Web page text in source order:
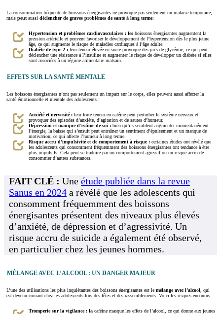
La consommation fréquente de boissons énergisantes ne provoque pas seulement un malaise temporaire,
mais peutaussi déclencher de graves problèmes de santé à long terme:
Hypertension et problèmes cardiovasculaires : les boissons énergisantes augmentent la
pression artérielle et peuvent favoriser le développement de l’hypertension dès le plus jeune
âge, ce qui augmente le risque de maladies cardiaques à l’âge adulte.
Diabète de type 2 : leur teneur élevée en sucre provoque des pics de glycémie, ce qui peut
déclencher une résistance à l’insuline et augmenter le risque de développer un diabète si elles
sont associées à un régime alimentaire malsain.
EFFETS SUR LA SANTÉ MENTALE
Les boissons énergisantes n’ont pas seulement un impact sur le corps, elles peuvent aussi affecter la
santé émotionnelle et mentale des adolescents :
Anxiété et nervosité : leur forte teneur en caféine peut perturber le système nerveux et
provoquer des épisodes d’anxiété, d’agitation et de sautes d’humeur.
Dépression et manque d’estime de soi : bien qu’ils semblent augmenter momentanément
l’énergie, la baisse qui s’ensuit peut entraîner un sentiment d’épuisement et un manque de
motivation, ce qui affecte l’humeur à long terme.
Risque accru d’impulsivité et de comportement à risque : certaines études ont révélé que
les adolescents qui consomment fréquemment des boissons énergisantes ont tendance à être
plus impulsifs. Cela peut se traduire par un comportement agressif ou un risque accru de
consommer d’autres substances.
FAIT CLÉ : Une étude publiée dans la revue
Sanus en 2024 a révélé que les adolescents qui
consomment fréquemment des boissons
énergisantes présentent des niveaux plus élevés
d’anxiété, de dépression et d’agressivité. Un
risque accru de suicide a également été observé,
en particulier chez les jeunes hommes.
MÉLANGE AVEC L’ALCOOL : UN DANGER MAJEUR
L’une des utilisations les plus inquiétantes des boissons énergisantes est le mélange avec l’alcool , qui
est devenu courant chez les adolescents lors des fêtes et des rassemblements. Voici les risques encourus :
Tromperie sur la vigilance : la caféine masque les effets de l’alcool, ce qui donne aux jeunes